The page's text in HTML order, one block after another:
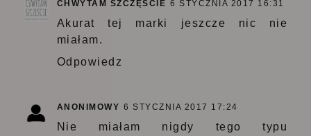
CHWYTAM SZCZĘŚCIE 6 STYCZNIA 2017 16:31
Akurat tej marki jeszcze nic nie
miałam.
Odpowiedz
ANONIMOWY 6 STYCZNIA 2017 17:24
Nie miałam nigdy tego typu